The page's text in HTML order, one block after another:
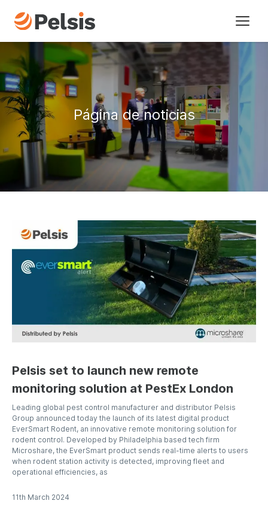
Nuestras Marcas
Sectores
La Empresa
Historia
Página de noticias
Sostenibilidad
Français
Nederlands
Página de noticias
Pelsis set to launch new remote
monitoring solution at PestEx London
Leading global pest control manufacturer and distributor Pelsis
Group announced today the launch of its latest digital product
EverSmart Rodent, an innovative remote monitoring solution for
rodent control. Developed by Philadelphia based tech firm
Microshare, the EverSmart product sends real-time alerts to users
when rodent station activity is detected, improving fleet and
operational efficiencies, as
11th March 2024